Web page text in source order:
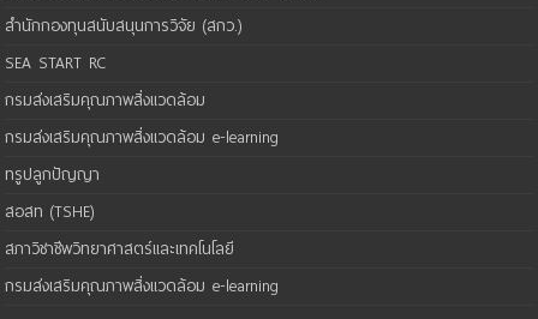
สำนักกองทุนสนับสนุนการวิจัย (สกว.)
SEA START RC
กรมส่งเสริมคุณภาพสิ่งแวดล้อม
กรมส่งเสริมคุณภาพสิ่งแวดล้อม e-learning
ทรูปลูกปัญญา
สอสท (TSHE)
สภาวิชาชีพวิทยาศาสตร์และเทคโนโลยี
กรมส่งเสริมคุณภาพสิ่งแวดล้อม e-learning